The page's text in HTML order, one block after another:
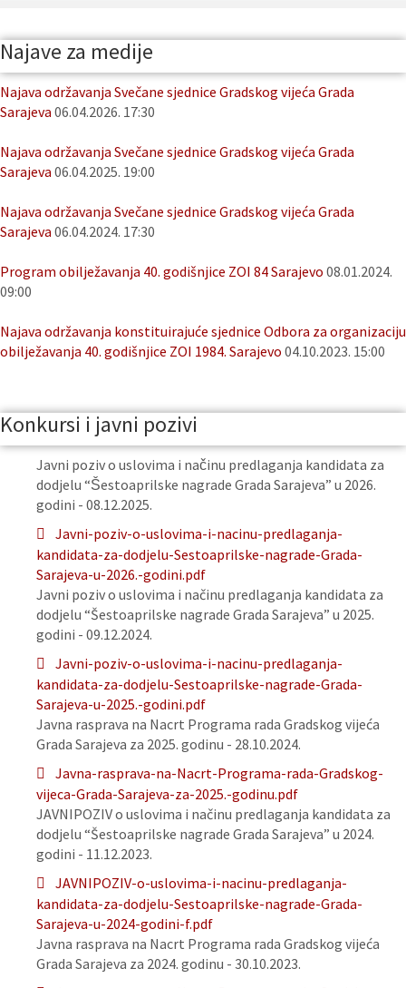
Najave za medije
Najava održavanja Svečane sjednice Gradskog vijeća Grada
Sarajeva 06.04.2026. 17:30
Najava održavanja Svečane sjednice Gradskog vijeća Grada
Sarajeva 06.04.2025. 19:00
Najava održavanja Svečane sjednice Gradskog vijeća Grada
Sarajeva 06.04.2024. 17:30
Program obilježavanja 40. godišnjice ZOI 84 Sarajevo 08.01.2024.
09:00
Najava održavanja konstituirajuće sjednice Odbora za organizaciju
obilježavanja 40. godišnjice ZOI 1984. Sarajevo 04.10.2023. 15:00
Konkursi i javni pozivi
Javni poziv o uslovima i načinu predlaganja kandidata za
dodjelu “Šestoaprilske nagrade Grada Sarajeva” u 2026.
godini - 08.12.2025.
Javni-poziv-o-uslovima-i-nacinu-predlaganja-
kandidata-za-dodjelu-Sestoaprilske-nagrade-Grada-
Sarajeva-u-2026.-godini.pdf
Javni poziv o uslovima i načinu predlaganja kandidata za
dodjelu “Šestoaprilske nagrade Grada Sarajeva” u 2025.
godini - 09.12.2024.
Javni-poziv-o-uslovima-i-nacinu-predlaganja-
kandidata-za-dodjelu-Sestoaprilske-nagrade-Grada-
Sarajeva-u-2025.-godini.pdf
Javna rasprava na Nacrt Programa rada Gradskog vijeća
Grada Sarajeva za 2025. godinu - 28.10.2024.
Javna-rasprava-na-Nacrt-Programa-rada-Gradskog-
vijeca-Grada-Sarajeva-za-2025.-godinu.pdf
JAVNIPOZIV o uslovima i načinu predlaganja kandidata za
dodjelu “Šestoaprilske nagrade Grada Sarajeva” u 2024.
godini - 11.12.2023.
JAVNIPOZIV-o-uslovima-i-nacinu-predlaganja-
kandidata-za-dodjelu-Sestoaprilske-nagrade-Grada-
Sarajeva-u-2024-godini-f.pdf
Javna rasprava na Nacrt Programa rada Gradskog vijeća
Grada Sarajeva za 2024. godinu - 30.10.2023.